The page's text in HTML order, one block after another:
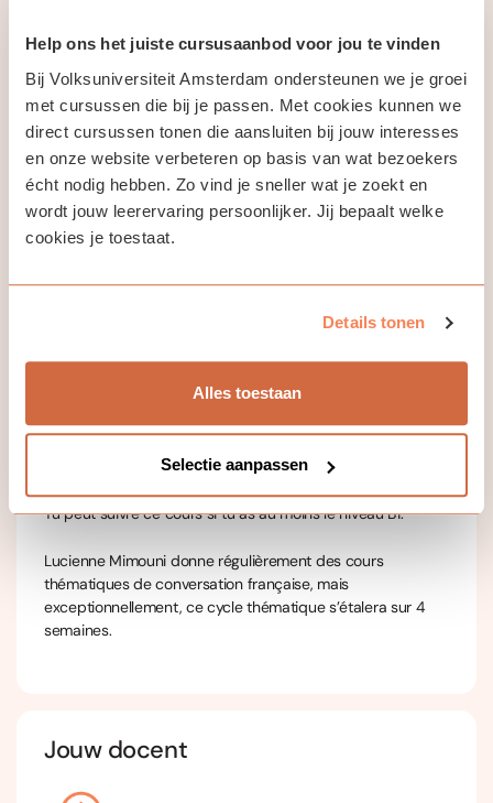
Help ons het juiste cursusaanbod voor jou te vinden
Bij Volksuniversiteit Amsterdam ondersteunen we je groei
met cursussen die bij je passen. Met cookies kunnen we
direct cursussen tonen die aansluiten bij jouw interesses
en onze website verbeteren op basis van wat bezoekers
écht nodig hebben. Zo vind je sneller wat je zoekt en
wordt jouw leerervaring persoonlijker. Jij bepaalt welke
cookies je toestaat.
Details tonen
Alles toestaan
Selectie aanpassen
Le professeur s’attachera aussi à fournir des informations
supplémentaires concernant les différents lieux et
évoquera quelques précurseurs, notamment Eugène
Boudin, Johan Barthold Jongkind et Frédéric Bazille.
Nous tâcherons également ensemble de déceler pourquoi
ce mouvement artistique reste si populaire dans le monde
entier, alors que son succès ne fut pas immédiat.
Vous exprimer en français sur des sujets très divers
urbains, campagnards ou côtiers et leurs habitants;
Faire en image un voyage thématique dans un espace
éventuellellement envisager de faire ou refaire ce
voyage en temps réel. Bien sûr, les nombreuses
évolutions seront aussi abordées pendant le cours.
Tu peut suivre ce cours si tu as au moins le niveau B1.
Lucienne Mimouni donne régulièrement des cours
thématiques de conversation française, mais
exceptionnellement, ce cycle thématique s’étalera sur 4
semaines.
Jouw docent